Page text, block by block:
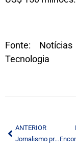
Fonte:
Tecnologia
ANTERIOR
Jornalismo profissional é o antídoto mais eficiente para as notícias falsas